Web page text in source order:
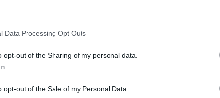
Data Processing Opt Outs
opt-out of the Sharing of my personal data.
opt-out of the Sale of my Personal Data.
коментари и постоянна обратна връзка в нашите
повечето от вас играят тази щура игра от дълго време и
от Фармерама. Вие сте нашето вдъхновение и
ви и помнете, че ние ви ценим. За нас е голяма чест да
от целия екип на Фармерама е за нашите модератори